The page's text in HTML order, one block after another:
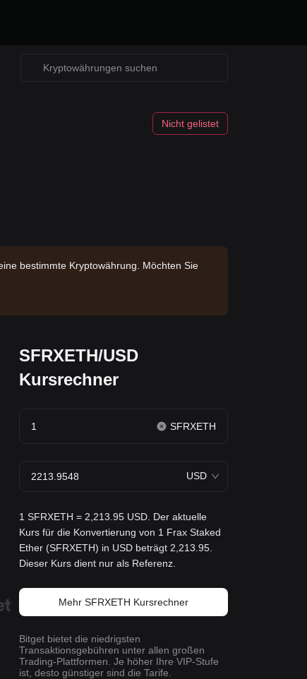
Nicht gelistet
bestimmte Kryptowährung. Möchten Sie
SFRXETH/USD
Kursrechner
SFRXETH
USD
1 SFRXETH = 2,213.95 USD. Der aktuelle
Kurs für die Konvertierung von 1 Frax Staked
Ether (SFRXETH) in USD beträgt 2,213.95.
Dieser Kurs dient nur als Referenz.
Mehr SFRXETH Kursrechner
Bitget bietet die niedrigsten
Transaktionsgebühren unter allen großen
Trading-Plattformen. Je höher Ihre VIP-Stufe
ist, desto günstiger sind die Tarife.